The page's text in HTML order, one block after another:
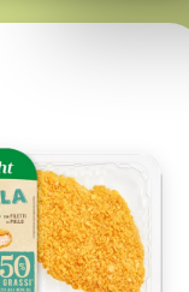
di analisi
che hanno